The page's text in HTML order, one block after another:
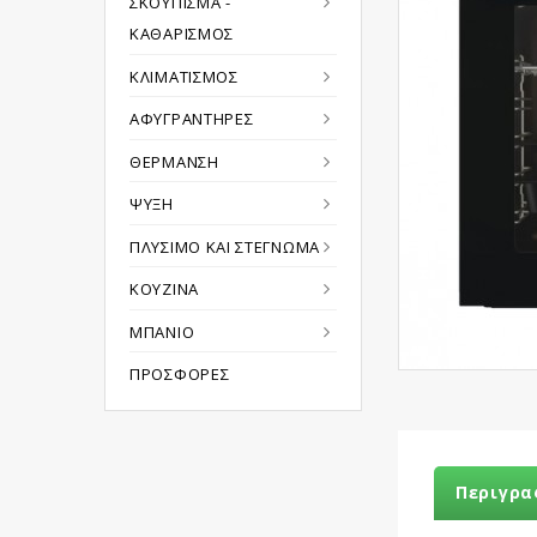
ΚΑΘΑΡΙΣΜΌΣ
ΚΛΙΜΑΤΙΣΜΌΣ
ΑΦΥΓΡΑΝΤΉΡΕΣ
ΘΈΡΜΑΝΣΗ
ΨΎΞΗ
ΠΛΎΣΙΜΟ ΚΑΙ ΣΤΈΓΝΩΜΑ
ΚΟΥΖΊΝΑ
ΜΠΆΝΙΟ
ΠΡΟΣΦΟΡΈΣ